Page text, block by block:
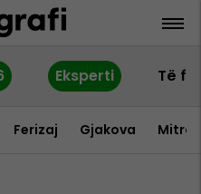
Eksperti Të
Ferizaj Gjakova